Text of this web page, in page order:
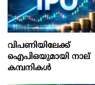
വിപണിയിലേക്ക്
ഐപിഒയുമായി നാല്
കമ്പനികൾ